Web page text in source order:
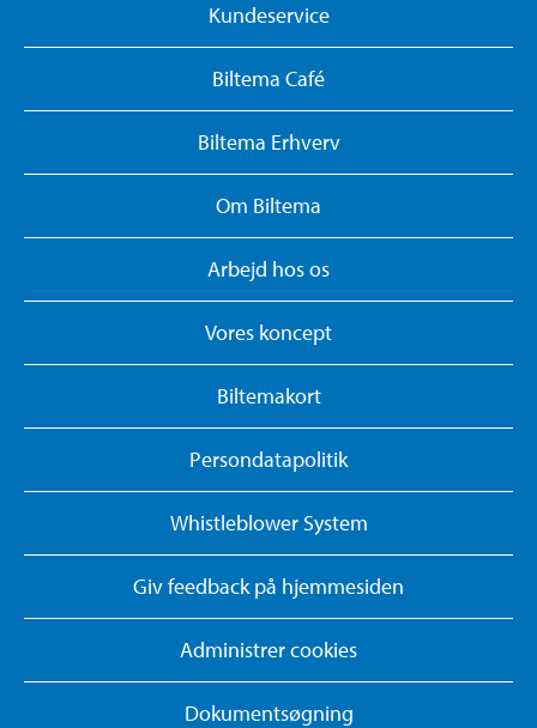
Kundeservice
Biltema Café
Biltema Erhverv
Om Biltema
Arbejd hos os
Vores koncept
Biltemakort
Persondatapolitik
Whistleblower System
Giv feedback på hjemmesiden
Administrer cookies
Dokumentsøgning